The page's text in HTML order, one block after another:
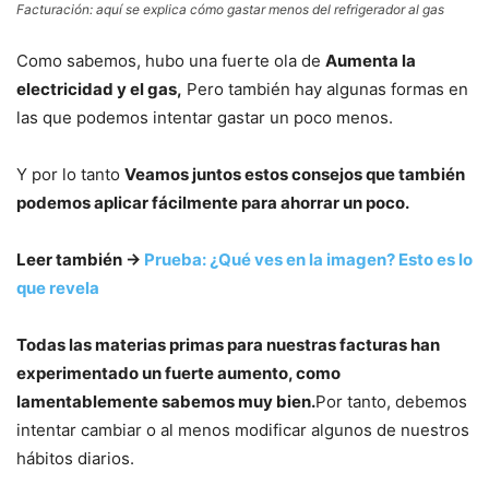
Facturación: aquí se explica cómo gastar menos del refrigerador al gas
Como sabemos, hubo una fuerte ola de Aumenta la
electricidad y el gas, Pero también hay algunas formas en
las que podemos intentar gastar un poco menos.
Y por lo tanto Veamos juntos estos consejos que también
podemos aplicar fácilmente para ahorrar un poco.
Leer también -> Prueba: ¿Qué ves en la imagen? Esto es lo
que revela
Todas las materias primas para nuestras facturas han
experimentado un fuerte aumento, como
lamentablemente sabemos muy bien.Por tanto, debemos
intentar cambiar o al menos modificar algunos de nuestros
hábitos diarios.